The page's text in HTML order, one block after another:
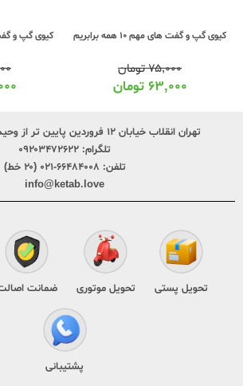
کیوی گپ و گفت های مهم 10 همه برابریم
۷۵,۰۰۰تومان
۶۳,۰۰۰ تومان
تهران انقلاب خیابان ۱۲ فروردین پایین تر از وحید نظری پلاک ۲۴۹
تلگرام: ۰۹۲۰۳۴۷۲۶۲۲
تلفن: ۶۶۴۸۴۰۰۸-۰۲۱ (۲۰ خط)
info@ketab.love
تحویل پستی تحویل موتوری ضمانت
پشتیبانی